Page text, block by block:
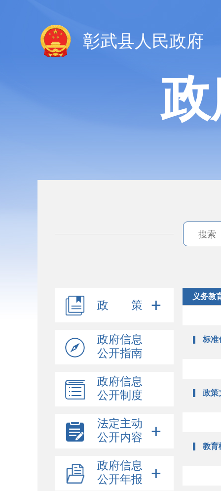
彰武县人民政府
政 策
政府信息
公开指南
政府信息
公开制度
法定主动
公开内容
政府信息
公开年报
义务教
标准
政策
教育